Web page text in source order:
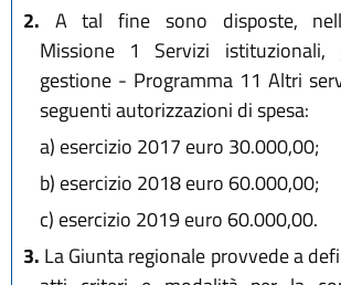
2. A tal fine sono disposte,
Missione 1 Servizi
gestione - Programma 11 Altri
seguenti autorizzazioni di spesa:
a) esercizio 2017 euro 30.000,00;
b) esercizio 2018 euro 60.000,00;
c) esercizio 2019 euro 60.000,00.
3. La Giunta regionale provvede a